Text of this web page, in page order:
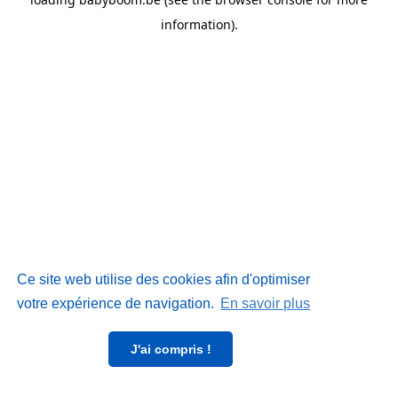
Ce site web utilise des cookies afin d'optimiser
votre expérience de navigation. En savoir plus
J'ai compris !
information).